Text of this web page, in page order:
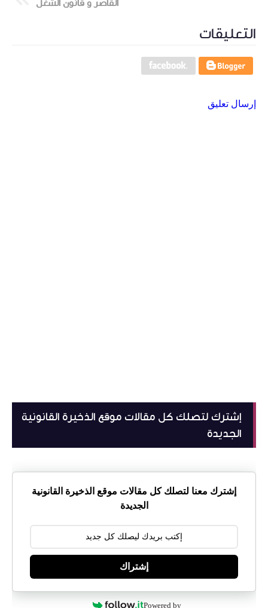
القاصر و قانون الشغل
التعليقات
إرسال تعليق
إشترك لتصلك كل مقالات موقع الذخيرة القانونية
الجديدة
إشترك معنا لتصلك كل مقالات موقع الذخيرة القانونية
الجديدة
إشتراك
Powered by